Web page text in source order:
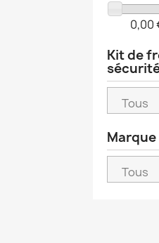
0,00
Kit de
Marque